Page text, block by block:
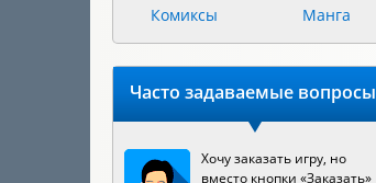
Комиксы Манга
Часто задаваемые вопросы
Хочу заказать игру, но
вместо кнопки «Заказать»